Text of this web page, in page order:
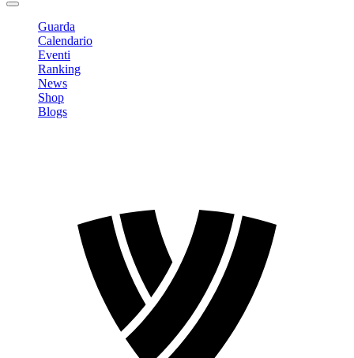
Guarda
Calendario
Eventi
Ranking
News
Shop
Blogs